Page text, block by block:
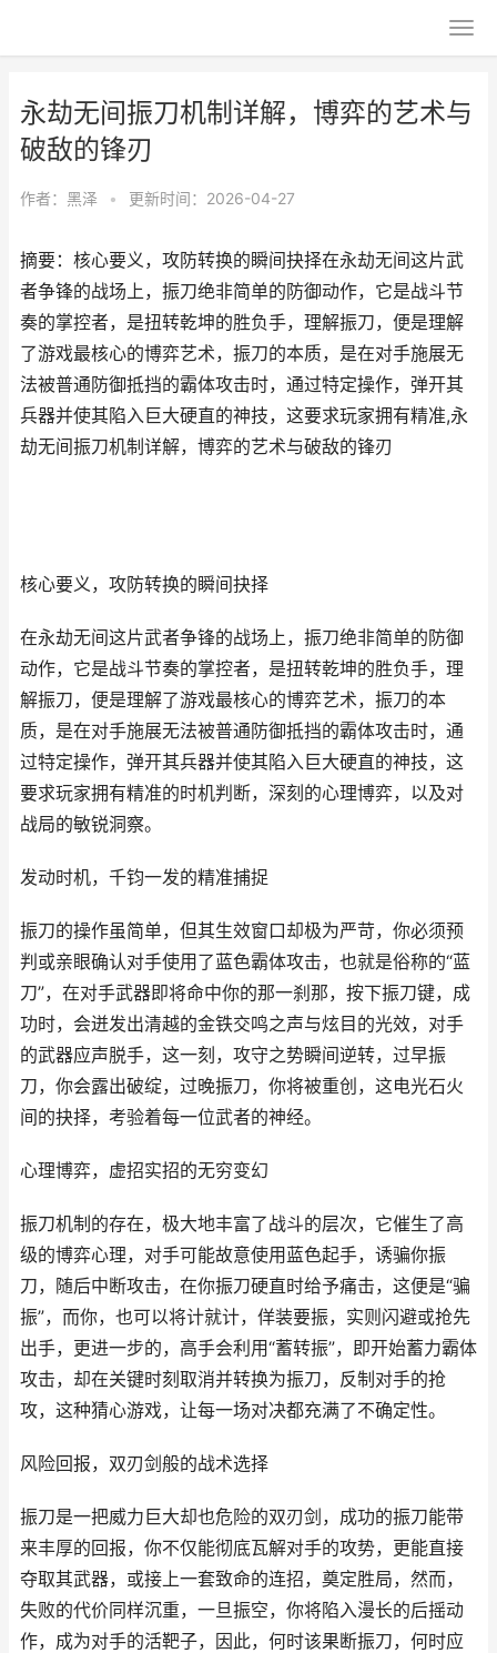
永劫无间振刀机制详解，博弈的艺术与
破敌的锋刃
作者： 黑泽 • 更新时间：2026-04-27
摘要：核心要义，攻防转换的瞬间抉择在永劫无间这片武
者争锋的战场上，振刀绝非简单的防御动作，它是战斗节
奏的掌控者，是扭转乾坤的胜负手，理解振刀，便是理解
了游戏最核心的博弈艺术，振刀的本质，是在对手施展无
法被普通防御抵挡的霸体攻击时，通过特定操作，弹开其
兵器并使其陷入巨大硬直的神技，这要求玩家拥有精准,永
劫无间振刀机制详解，博弈的艺术与破敌的锋刃
核心要义，攻防转换的瞬间抉择
在永劫无间这片武者争锋的战场上，振刀绝非简单的防御
动作，它是战斗节奏的掌控者，是扭转乾坤的胜负手，理
解振刀，便是理解了游戏最核心的博弈艺术，振刀的本
质，是在对手施展无法被普通防御抵挡的霸体攻击时，通
过特定操作，弹开其兵器并使其陷入巨大硬直的神技，这
要求玩家拥有精准的时机判断，深刻的心理博弈，以及对
战局的敏锐洞察。
发动时机，千钧一发的精准捕捉
振刀的操作虽简单，但其生效窗口却极为严苛，你必须预
判或亲眼确认对手使用了蓝色霸体攻击，也就是俗称的“蓝
刀”，在对手武器即将命中你的那一刹那，按下振刀键，成
功时，会迸发出清越的金铁交鸣之声与炫目的光效，对手
的武器应声脱手，这一刻，攻守之势瞬间逆转，过早振
刀，你会露出破绽，过晚振刀，你将被重创，这电光石火
间的抉择，考验着每一位武者的神经。
心理博弈，虚招实招的无穷变幻
振刀机制的存在，极大地丰富了战斗的层次，它催生了高
级的博弈心理，对手可能故意使用蓝色起手，诱骗你振
刀，随后中断攻击，在你振刀硬直时给予痛击，这便是“骗
振”，而你，也可以将计就计，佯装要振，实则闪避或抢先
出手，更进一步的，高手会利用“蓄转振”，即开始蓄力霸体
攻击，却在关键时刻取消并转换为振刀，反制对手的抢
攻，这种猜心游戏，让每一场对决都充满了不确定性。
风险回报，双刃剑般的战术选择
振刀是一把威力巨大却也危险的双刃剑，成功的振刀能带
来丰厚的回报，你不仅能彻底瓦解对手的攻势，更能直接
夺取其武器，或接上一套致命的连招，奠定胜局，然而，
失败的代价同样沉重，一旦振空，你将陷入漫长的后摇动
作，成为对手的活靶子，因此，何时该果断振刀，何时应